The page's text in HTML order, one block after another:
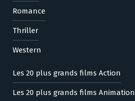
Romance
Thriller
Western
Les 20 plus grands films Action
Les 20 plus grands films Animation